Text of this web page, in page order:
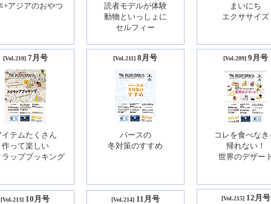
+アジアのおやつ
読者モデルが体験
動物といっしょに
セルフィー
まいにち
エクササイズ
[Vol.210] 7月号
イテムたくさん
作って楽しい
ップブッキング
[Vol.211] 8月号
パースの
冬対策のすすめ
[Vol.209] 9月号
コレを食べなき
帰れない！
世界のデザート
[Vol.213] 10月号 [Vol.214] 11月号 [Vol.215] 12月号